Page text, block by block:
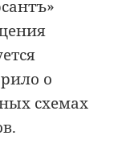
о
схемах